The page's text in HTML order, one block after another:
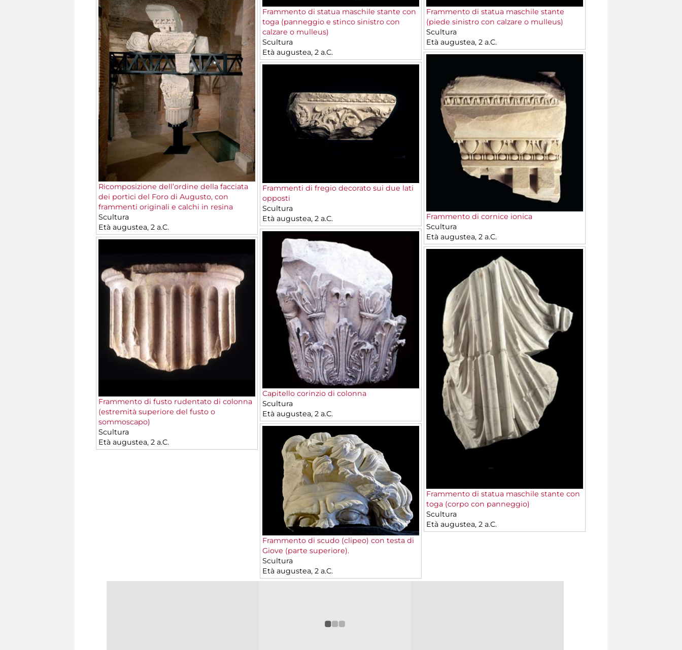
Frammento di statua maschile stante con
toga (panneggio e stinco sinistro con
calzare o mulleus)
Scultura
Età augustea, 2 a.C.
Frammento di statua maschile stante
(piede sinistro con calzare o mulleus)
Scultura
Età augustea, 2 a.C.
Ricomposizione dell’ordine della facciata
dei portici del Foro di Augusto, con
frammenti originali e calchi in resina
Scultura
Età augustea, 2 a.C.
Frammento di cornice ionica
Scultura
Età augustea, 2 a.C.
Frammenti di fregio decorato sui due lati
opposti
Scultura
Età augustea, 2 a.C.
Capitello corinzio di colonna
Scultura
Età augustea, 2 a.C.
Frammento di fusto rudentato di colonna
(estremità superiore del fusto o
sommoscapo)
Scultura
Età augustea, 2 a.C.
Frammento di statua maschile stante con
toga (corpo con panneggio)
Scultura
Età augustea, 2 a.C.
Frammento di scudo (clipeo) con testa di
Giove (parte superiore).
Scultura
Età augustea, 2 a.C.